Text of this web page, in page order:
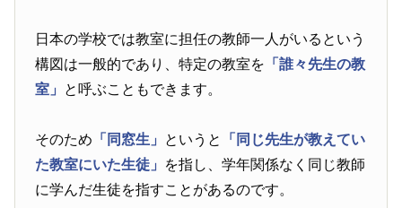
日本の学校では教室に担任の教師一人がいるという
構図は一般的であり、特定の教室を 「誰々先生の教
室」 と呼ぶこともできます。
そのため 「同窓生」 というと
「同じ先生が教えてい
た教室にいた生徒」 を指し、学年関係なく同じ教師
に学んだ生徒を指すことがあるのです。